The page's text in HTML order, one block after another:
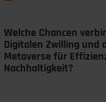
Welche Chancen
Digitalen Zwilling und
Metaverse für
Nachhaltigkeit?